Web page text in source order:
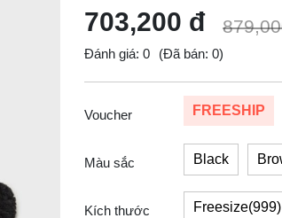
703,200 đ
Đánh giá: 0 (Đã bán: 0)
Voucher FREESHIP
Màu sắc Black
Kích thước Freesize(999)